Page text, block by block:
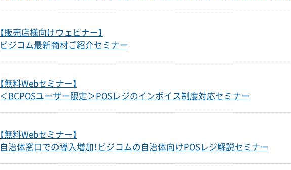
【販売店様向けウェビナー】
ビジコム最新商材ご紹介セミナー
【無料Webセミナー】
＜BCPOSユーザー限定＞POSレジのインボイス制度対応セミナー
【無料Webセミナー】
自治体窓口での導入増加！ビジコムの自治体向けPOSレジ解説セミナー